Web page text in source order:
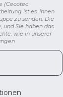
(Cecotec
ist es, Ihnen
zu senden. Die
Sie haben das
wie in unserer